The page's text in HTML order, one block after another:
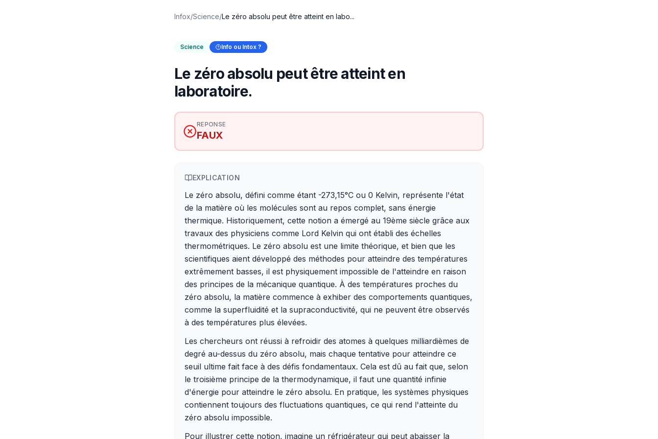
Infox/Science/Le zéro absolu peut être atteint en labo...
Science Info ou Intox ?
Le zéro absolu peut être atteint en
laboratoire.
REPONSE
FAUX
EXPLICATION
Le zéro absolu, défini comme étant -273,15°C ou 0 Kelvin, représente l'état
de la matière où les molécules sont au repos complet, sans énergie
thermique. Historiquement, cette notion a émergé au 19ème siècle grâce aux
travaux des physiciens comme Lord Kelvin qui ont établi des échelles
thermométriques. Le zéro absolu est une limite théorique, et bien que les
scientifiques aient développé des méthodes pour atteindre des températures
extrêmement basses, il est physiquement impossible de l'atteindre en raison
des principes de la mécanique quantique. À des températures proches du
zéro absolu, la matière commence à exhiber des comportements quantiques,
comme la superfluidité et la supraconductivité, qui ne peuvent être observés
à des températures plus élevées.
Les chercheurs ont réussi à refroidir des atomes à quelques milliardièmes de
degré au-dessus du zéro absolu, mais chaque tentative pour atteindre ce
seuil ultime fait face à des défis fondamentaux. Cela est dû au fait que, selon
le troisième principe de la thermodynamique, il faut une quantité infinie
d'énergie pour atteindre le zéro absolu. En pratique, les systèmes physiques
contiennent toujours des fluctuations quantiques, ce qui rend l'atteinte du
zéro absolu impossible.
Pour illustrer cette notion, imagine un réfrigérateur qui peut abaisser la